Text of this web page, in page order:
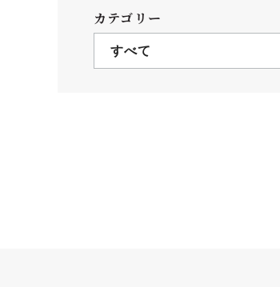
３Dパノラマビュー
カテゴリー
すべて